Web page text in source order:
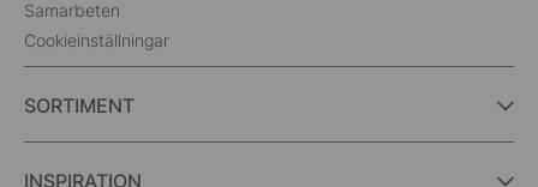
Samarbeten
Cookieinställningar
SORTIMENT
INSPIRATION